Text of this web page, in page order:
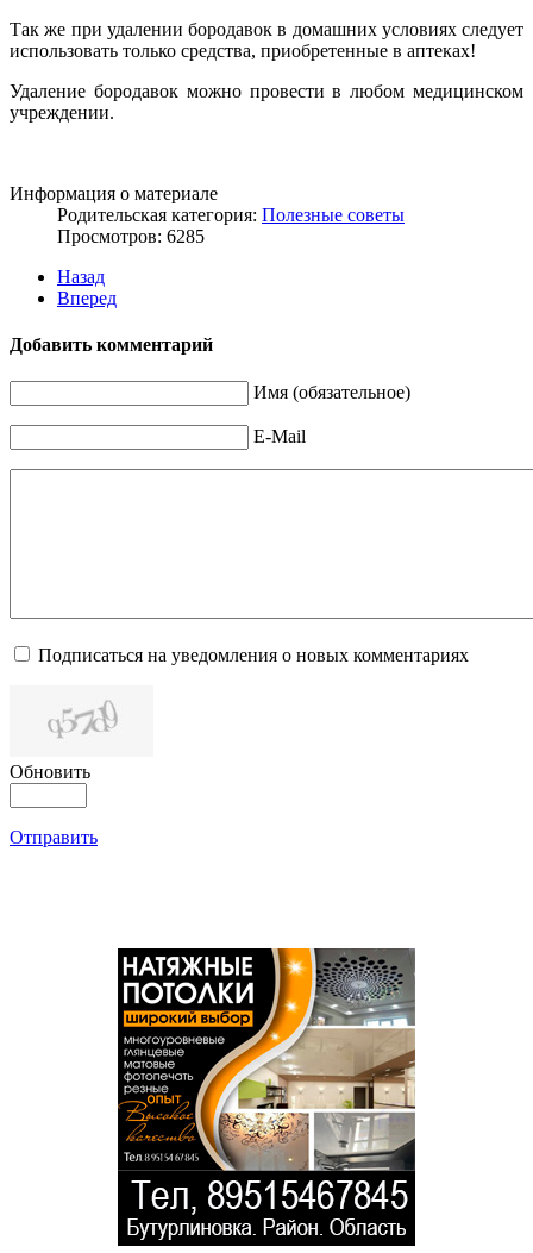
Так же при удалении бородавок в домашних условиях следует
использовать только средства, приобретенные в аптеках!
Удаление бородавок можно провести в любом медицинском
учреждении.
Информация о материале
Родительская категория: Полезные советы
Просмотров: 6285
Назад
Вперед
Добавить комментарий
Имя (обязательное)
E-Mail
Подписаться на уведомления о новых комментариях
Обновить
Отправить